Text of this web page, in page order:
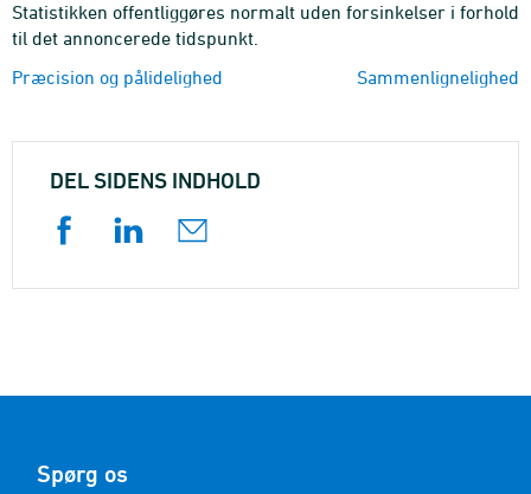
Statistikken offentliggøres normalt uden forsinkelser i forhold
til det annoncerede tidspunkt.
Præcision og pålidelighed
Sammenlignelighed
DEL SIDENS INDHOLD
Spørg os